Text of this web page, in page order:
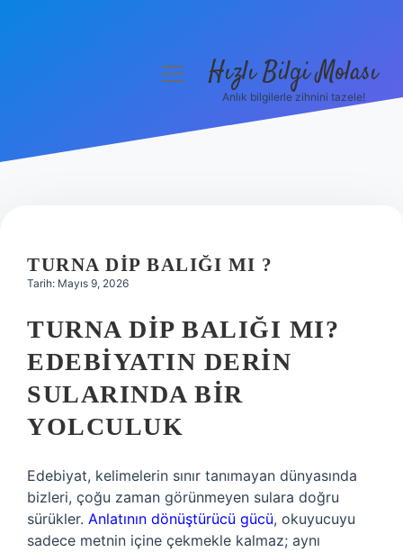
Hakkımızda
menüyüHızlı Bilgi Molası
Anlık bilgilerle zihnini tazele!
TURNA DIP BALIĞI MI ?
Tarih: Mayıs 9, 2026
TURNA DIP BALIĞI MI?
EDEBIYATIN DERIN
SULARINDA BIR
YOLCULUK
Edebiyat, kelimelerin sınır tanımayan dünyasında
bizleri, çoğu zaman görünmeyen sulara doğru
sürükler. Anlatının dönüştürücü gücü, okuyucuyu
sadece metnin içine çekmekle kalmaz; aynı